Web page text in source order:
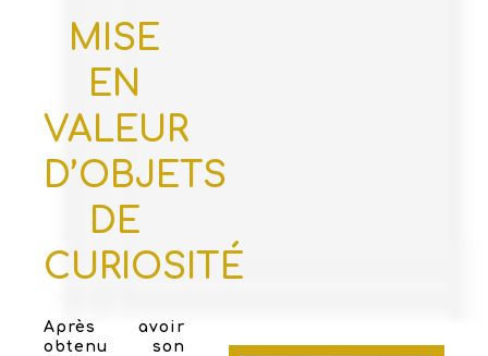
MISE
EN
VALEUR
D’OBJETS
DE
CURIOSITÉ
Après avoir
obtenu son